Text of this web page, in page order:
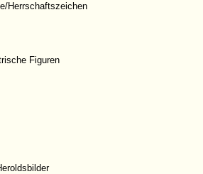
Herrschaftszeichen
Figuren